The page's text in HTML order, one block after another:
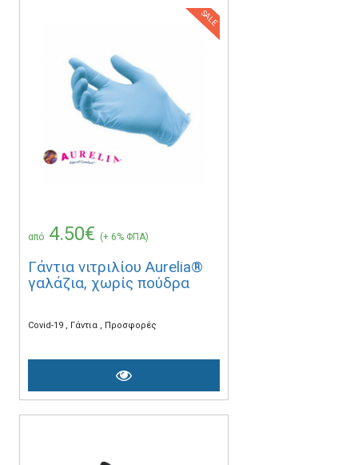
SALE
από 4.50€ (+ 6% ΦΠΑ)
Γάντια νιτριλίου Aurelia®
γαλάζια, χωρίς πούδρα
Covid-19 Γάντια Προσφορές